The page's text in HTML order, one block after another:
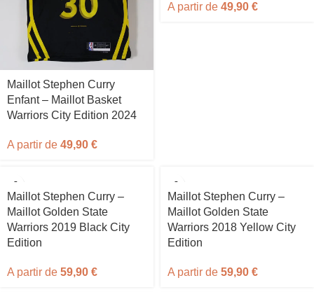
Maillot Stephen Curry
Enfant – Maillot Basket
Warriors City Edition 2024
A partir de 49,90 €
A partir de 49,90 €
Maillot Stephen Curry –
Maillot Golden State
Warriors 2019 Black City
Edition
A partir de 59,90 €
Maillot Stephen Curry –
Maillot Golden State
Warriors 2018 Yellow City
Edition
A partir de 59,90 €